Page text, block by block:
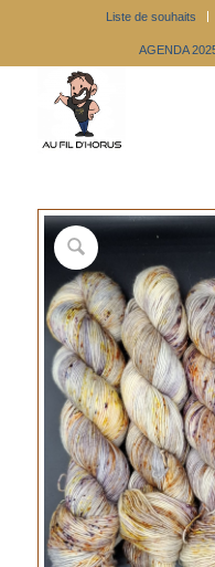
Liste de souhaits
AGENDA